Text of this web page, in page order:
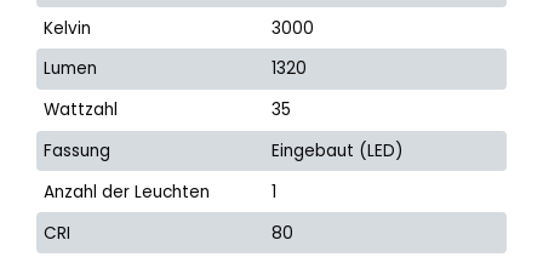
Kelvin
3000
Lumen
1320
Wattzahl
35
Fassung
Eingebaut (LED)
Anzahl der Leuchten
1
CRI
80